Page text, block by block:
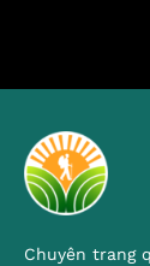
Chuyên trang